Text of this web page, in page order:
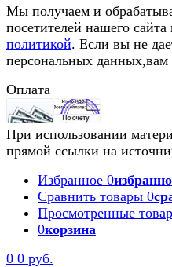
Мы получаем и
посетителей нашего сайта
политикой. Если вы не
персональных
Оплата
При использовании
прямой ссылки на
Избранное 0
Сравнить товары 0
Просмотренные
0корзина
0 0 руб.